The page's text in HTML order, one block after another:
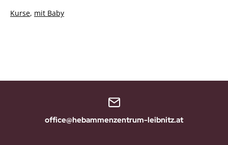
Kategorisiert
Kurse, mit Baby
office@hebammenzentrum-leibnitz.at